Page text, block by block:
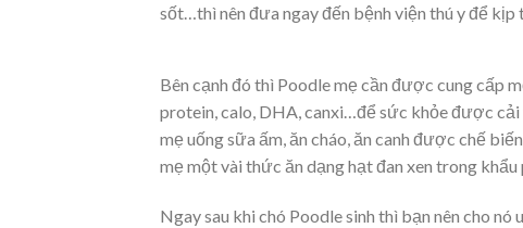
sốt…thì nên đưa ngay đến bệnh viện thú y để
Bên cạnh đó thì Poodle mẹ cần được cung cấp
protein, calo, DHA, canxi…để sức khỏe được cải
mẹ uống sữa ấm, ăn cháo, ăn canh được chế
mẹ một vài thức ăn dạng hạt đan xen trong khẩu
Ngay sau khi chó Poodle sinh thì bạn nên cho